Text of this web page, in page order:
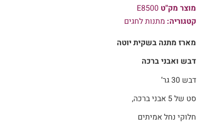
מוצר מק"ט E8500
קטגוריה: מתנות לחגים
מארז מתנה בשקית יוטה
דבש ואבני ברכה
דבש 30 גר’
סט של 5 אבני ברכה,
חלוקי נחל אמיתים